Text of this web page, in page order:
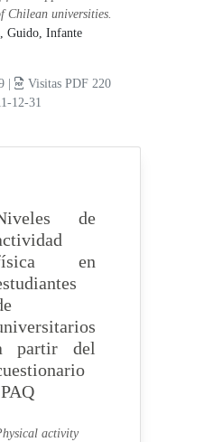
Chilean universities.
Guido,Infante
|
Visitas PDF 220
12-31
de
en
partir del
activity